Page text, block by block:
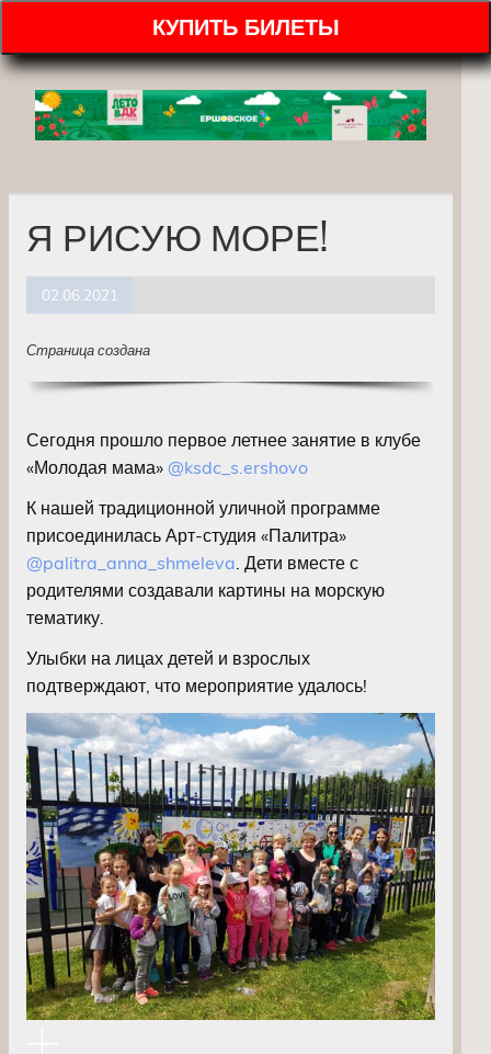
КУПИТЬ БИЛЕТЫ
Я РИСУЮ МОРЕ!
02.06.2021
Страница создана
Сегодня прошло первое летнее занятие в клубе
«Молодая мама» @ksdc_s.ershovo
К нашей традиционной уличной программе
присоединилась Арт-студия «Палитра»
@palitra_anna_shmeleva . Дети вместе с
родителями создавали картины на морскую
тематику.
Улыбки на лицах детей и взрослых
подтверждают, что мероприятие удалось!